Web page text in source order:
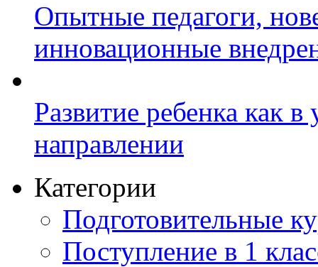
Опытные педагоги,
инновационные
Развитие ребенка как
направлении
Категории
Подготовительные
Поступление в 1